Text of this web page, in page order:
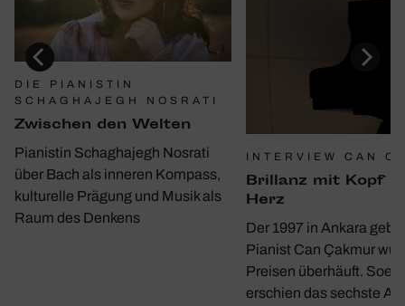
DIE PIANISTIN
SCHAGHAJEGH NOSRATI
Zwischen den Welten
Pianistin Schaghajegh Nosrati
über Bach als inneren Kompass,
kulturelle Prägung und Musik als
Raum des Denkens
INTERVIEW CAN
Bril­lanz mit Kopf
Herz
Der 1997 in Ankara
Pianist Can Çakmur
Preisen überhäuft.
erschien das sechste